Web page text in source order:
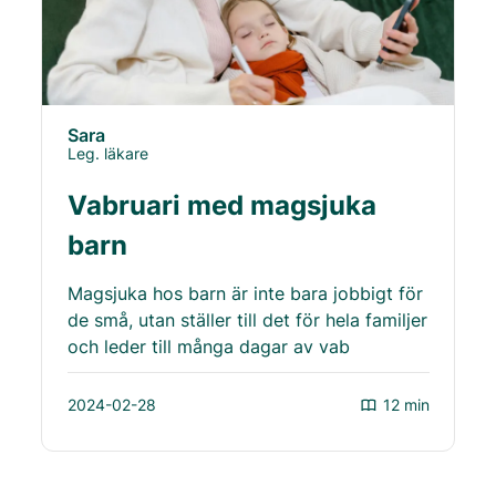
Sara
Leg. läkare
Vabruari med magsjuka
barn
Magsjuka hos barn är inte bara jobbigt för
de små, utan ställer till det för hela familjer
och leder till många dagar av vab
2024-02-28 12 min